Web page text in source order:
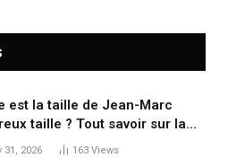
est la taille de Jean-Marc
taille ? Tout savoir sur la
de l’acteur québécois
31, 2026 163 Views